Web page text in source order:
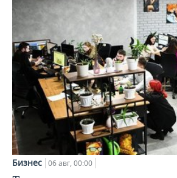
Бизнес 06 авг, 00:00